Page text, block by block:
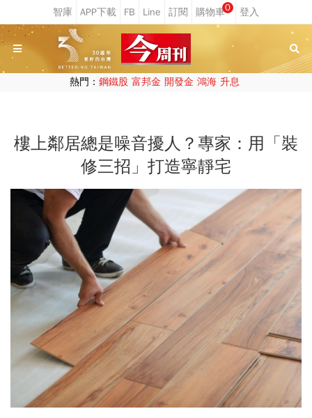
0
熱門： 鋼鐵股 富邦金 開發金 鴻海 升息
樓上鄰居總是噪音擾人？專家：用「裝
修三招」打造寧靜宅